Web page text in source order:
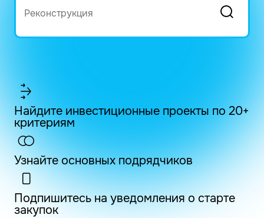
Найдите инвестиционные проекты по 20+
критериям
Узнайте основных подрядчиков
Подпишитесь на уведомления о старте
закупок